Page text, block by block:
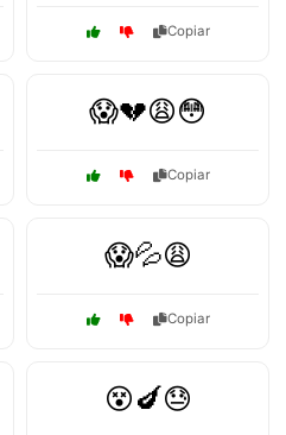
Copiar
😱💔😩😳
Copiar
😱💦😩
Copiar
😵🍆😓